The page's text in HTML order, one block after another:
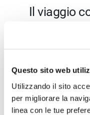
Questo sito web
Utilizzando il sito
per migliorare la
linea con le tue
Il viaggio
Dalla gestione degli
Zucchetti hai tutto